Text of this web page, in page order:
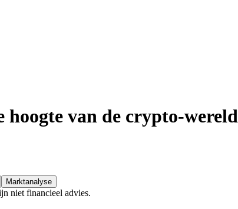
van de crypto-wereld
Marktanalyse
niet financieel advies.